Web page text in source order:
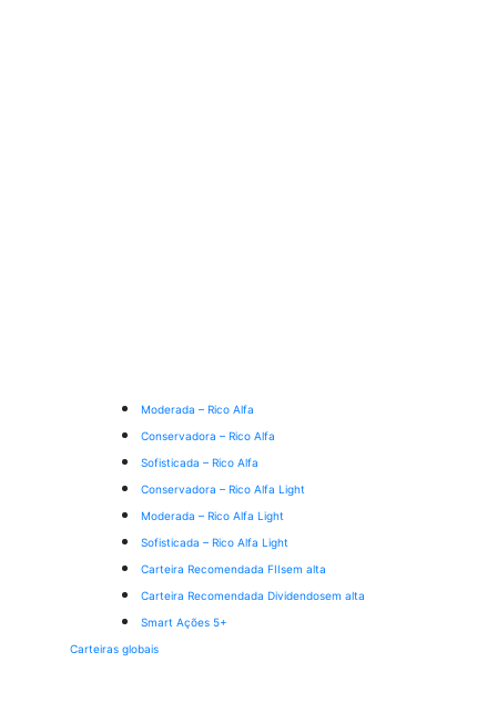
Moderada – Rico Alfa
Conservadora – Rico Alfa
Sofisticada – Rico Alfa
Conservadora – Rico Alfa Light
Moderada – Rico Alfa Light
Sofisticada – Rico Alfa Light
Carteira Recomendada FIIsem alta
Carteira Recomendada Dividendosem alta
Smart Ações 5+
Carteiras globais